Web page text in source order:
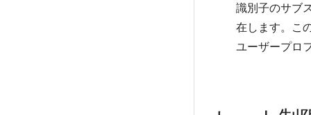
識別子のサブ
在します。こ
ユーザープロ